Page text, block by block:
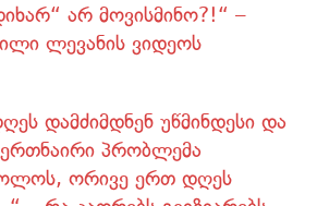
არ მოვისმინო?!“ –
ლევანის ვიდეოს
დამძიმდნენ უწმინდესი და
პრობლემა
ორივე ერთ დღეს